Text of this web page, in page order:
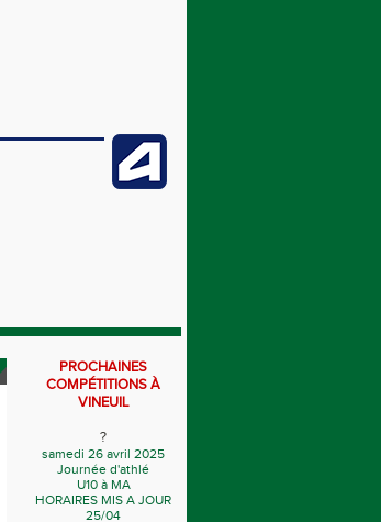
PROCHAINES
COMPÉTITIONS À
VINEUIL
?
samedi 26 avril 2025
Journée d'athlé
U10 à MA
HORAIRES MIS A JOUR
25/04